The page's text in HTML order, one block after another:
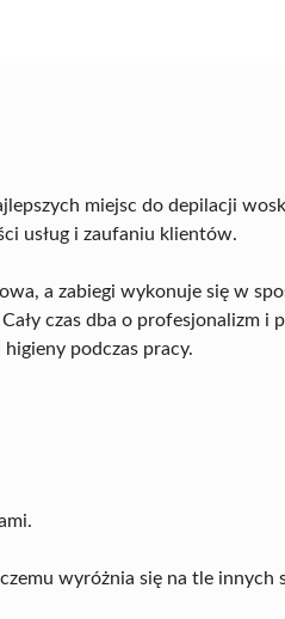
miejsc do depilacji
usług i zaufaniu klientów.
a zabiegi wykonuje się w
czas dba o profesjonalizm i
podczas pracy.
wyróżnia się na tle innych